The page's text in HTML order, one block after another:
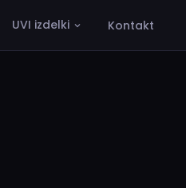
UVI izdelki Kontakt